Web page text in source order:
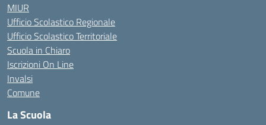
MIUR
Ufficio Scolastico Regionale
Ufficio Scolastico Territoriale
Scuola in Chiaro
Iscrizioni On Line
Invalsi
Comune
La Scuola